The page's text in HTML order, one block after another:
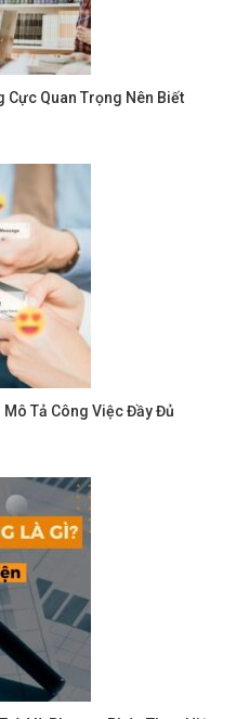
Cực Quan Trọng Nên Biết
Tả Công Việc Đầy Đủ